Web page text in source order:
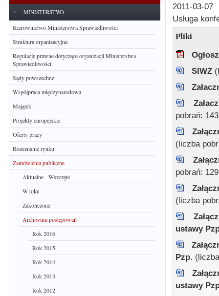
MINISTERSTWO
Kierownictwo Ministerstwa Sprawiedliwości
Struktura organizacyjna
Regulacje prawne dotyczące organizacji Ministerstwa
Sprawiedliwości
Sądy powszechne
Współpraca międzynarodowa
Majątek
Projekty europejskie
Oferty pracy
Rozeznanie rynku
Zamówienia publiczne
Aktualne - Wszczęte
W toku
Zakończone
Archiwum postępowań
Rok 2016
Rok 2015
Rok 2014
Rok 2013
Rok 2012
2011-03-07
Usługa
Pliki
SIWZ
pobrań:
(liczba
pobrań:
(liczba
ustawy
Pzp.
ustawy